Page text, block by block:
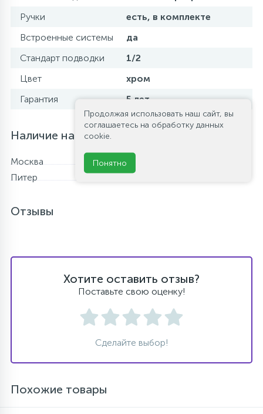
Ручки
есть, в комплекте
Встроенные системы
да
Стандарт подводки
1/2
Цвет
хром
Гарантия
5 лет
Наличие на складе
Москва
Нет в наличии
Питер
Отзывы
Хотите оставить отзыв?
Поставьте свою оценку!
Сделайте выбор!
Похожие товары
Продолжая использовать наш сайт, вы
соглашаетесь на обработку данных
cookie.
Понятно